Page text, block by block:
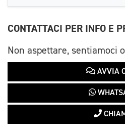
CONTATTACI PER INFO E
Non aspettare, sentiamoci
AVVIA